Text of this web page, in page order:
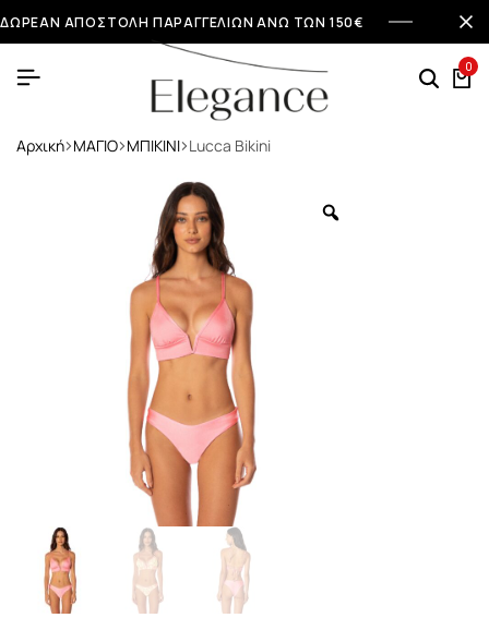
ΔΩΡΕΑΝ ΑΠΟΣΤΟΛΗ ΠΑΡΑΓΓΕΛΙΩΝ ΑΝΩ ΤΩΝ 150€
0
Αρχική ΜΑΓΙΟ ΜΠΙΚΙΝΙ Lucca Bikini